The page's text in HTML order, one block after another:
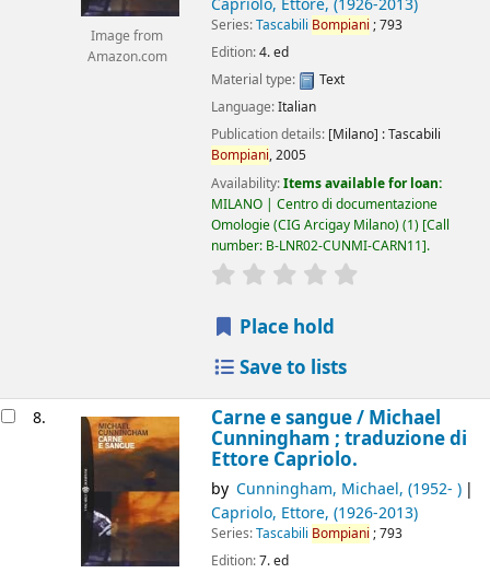
Image from
Amazon.com
Capriolo, Ettore, (1926-2013)
Series:Tascabili Bompiani ; 793
Edition:4. ed
Material type:
Text
Language:Italian
Publication details: [Milano] :Tascabili
Bompiani,2005
Availability:Items available for loan:
MILANO | Centro di documentazione
Omologie (CIG Arcigay Milano)(1) Call
number: B-LNR02-CUNMI-CARN11 .
star rating
Place hold
Save to lists
8. Carne e sangue / Michael
Cunningham ; traduzione di
Ettore Capriolo.
by Cunningham, Michael, (1952- )
Capriolo, Ettore, (1926-2013)
Series:Tascabili Bompiani ; 793
Edition:7. ed